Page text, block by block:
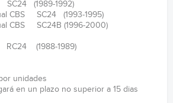
(1989-1992)
CBS SC24 (1993-1995)
CBS SC24B (1996-2000)
(1988-1989)
unidades
en un plazo no superior a 15 dias